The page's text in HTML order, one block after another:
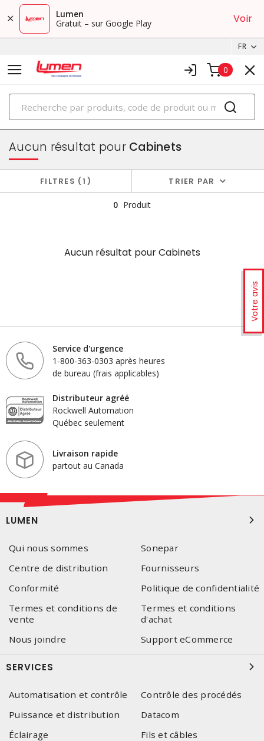
Lumen
Gratuit – sur Google Play
Voir
FR
0
PRODUITS
boîtiers et cabinets
Votre avis
Aucun résultat pourCabinets
FILTRES 1 TRIER PAR
0 Produit
Aucun résultat pourCabinets
Service d'urgence
1-800-363-0303 après heures
de bureau (frais applicables)
Distributeur agréé
Rockwell Automation
Québec seulement
Livraison rapide
partout au Canada
LUMEN
Qui nous sommes
Sonepar
Centre de distribution
Fournisseurs
Conformité
Politique de confidentialité
Termes et conditions de
vente
Termes et conditions
d'achat
Nous joindre
Support eCommerce
SERVICES
Automatisation et contrôle
Contrôle des procédés
Puissance et distribution
Datacom
Éclairage
Fils et câbles